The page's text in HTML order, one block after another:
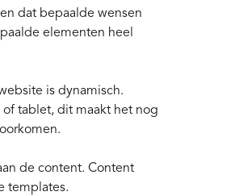
dat bepaalde wensen
elementen heel
is dynamisch.
tablet, dit maakt het nog
de content. Content
templates.